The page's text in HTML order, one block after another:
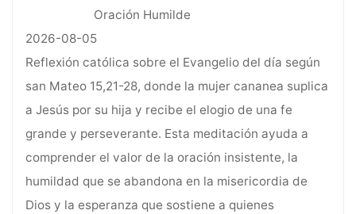
Oración Humilde
2026-08-05
Reflexión católica sobre el Evangelio del día según
san Mateo 15,21-28, donde la mujer cananea suplica
a Jesús por su hija y recibe el elogio de una fe
grande y perseverante. Esta meditación ayuda a
comprender el valor de la oración insistente, la
humildad que se abandona en la misericordia de
Dios y la esperanza que sostiene a quienes